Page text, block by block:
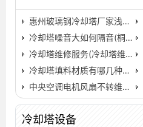
惠州玻璃钢冷却塔厂家浅析冷却塔清洗处理方案流程(惠州…
冷却塔噪音大如何隔音(桐庐冷却塔隔音屏障厂)…
冷却塔维修服务(冷却塔维修价格表)
冷却塔填料材质有哪几种？(中央空调冷却塔填料材质有几种)…
中央空调电机风扇不转维修的方法
冷却塔设备